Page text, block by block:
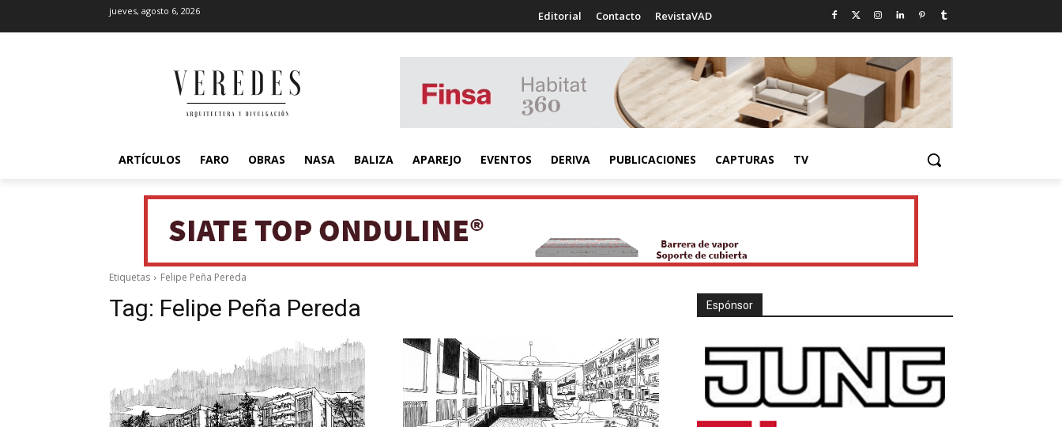
jueves, agosto 6, 2026 Editorial Contacto RevistaVAD
ARTÍCULOS FARO OBRAS NASA BALIZA APAREJO EVENTOS DERIVA PUBLICACIONES CAPTURAS TV
Etiquetas Felipe Peña Pereda
Tag: Felipe Peña Pereda Espónsor